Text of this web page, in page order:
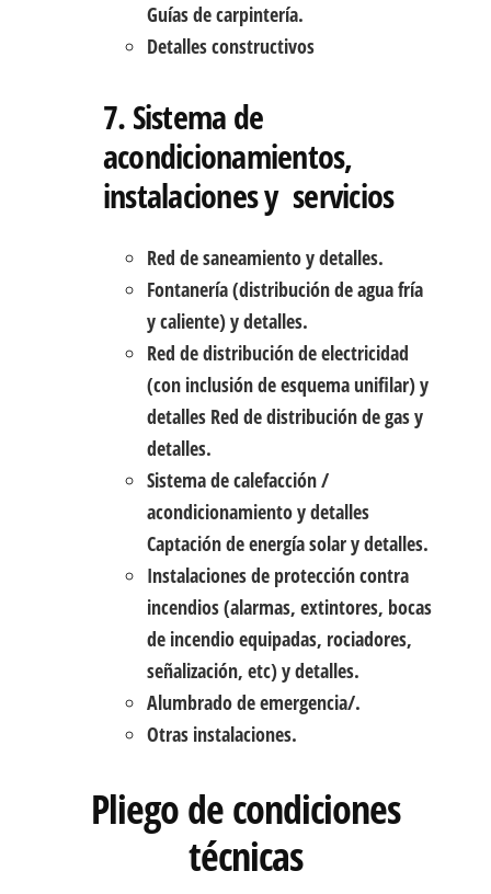
Guías de carpintería.
Detalles constructivos
7. Sistema de
acondicionamientos,
instalaciones y servicios
Red de saneamiento y detalles.
Fontanería (distribución de agua fría
y caliente) y detalles.
Red de distribución de electricidad
(con inclusión de esquema unifilar) y
detalles Red de distribución de gas y
detalles.
Sistema de calefacción /
acondicionamiento y detalles
Captación de energía solar y detalles.
Instalaciones de protección contra
incendios (alarmas, extintores, bocas
de incendio equipadas, rociadores,
señalización, etc) y detalles.
Alumbrado de emergencia/.
Otras instalaciones.
Pliego de condiciones
técnicas